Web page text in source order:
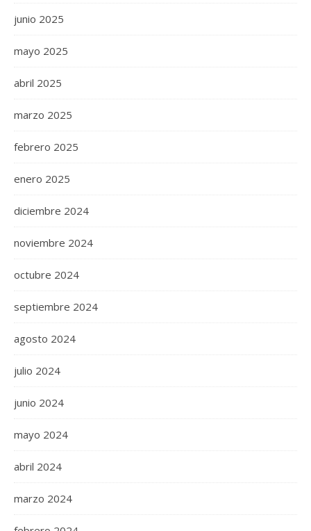
junio 2025
mayo 2025
abril 2025
marzo 2025
febrero 2025
enero 2025
diciembre 2024
noviembre 2024
octubre 2024
septiembre 2024
agosto 2024
julio 2024
junio 2024
mayo 2024
abril 2024
marzo 2024